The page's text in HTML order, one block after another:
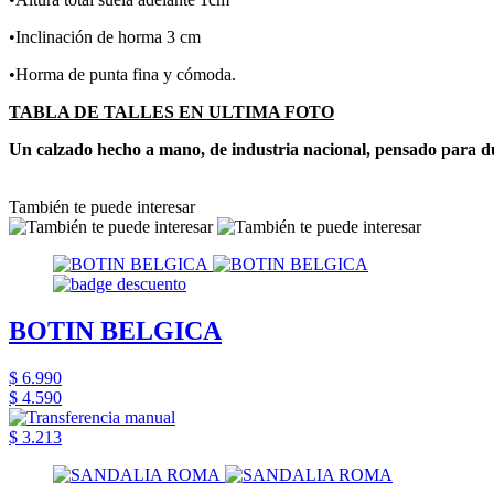
•Inclinación de horma 3 cm
•Horma de punta fina y cómoda.
TABLA DE TALLES EN ULTIMA FOTO
Un calzado hecho a mano, de industria nacional, pensado para
También te puede interesar
BOTIN BELGICA
$ 6.990
$ 4.590
$ 3.213